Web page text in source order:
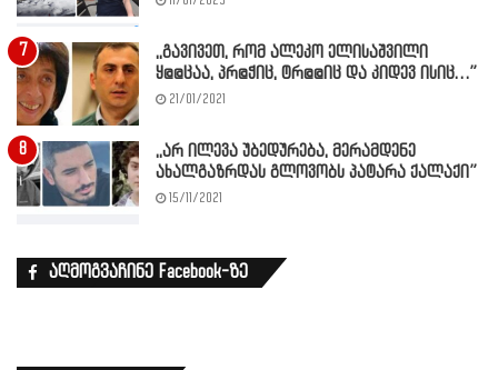
,,გავივეთ, რომ ალეკო ელისაშვილი
ყ@@ცაა, პრ@ჭიც, ტრ@@იც და კიდევ ისიც…”
21/01/2021
,,არ ილევა უბედურება, მერამდენე
ახალგაზრდას გლოვობს პატარა ქალაქი”
15/11/2021
აღმოგვაჩინე Facebook-ზე